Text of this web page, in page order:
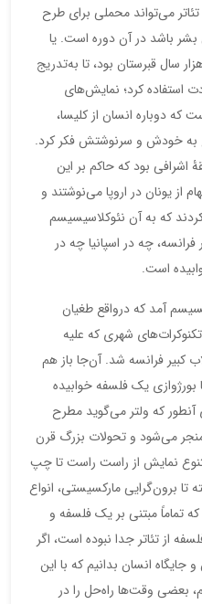
می‌تواند محملی برای طرح
باشد در آن دوره است. یا
سال قبرستان بود، تا به‌تدریج
استفاده کرد؛ نمایش‌های
دوباره انسان از کلیسا،
به خودش و سرنوشتش فکر کرد.
اشرافی بود که حاکم بر این
از یونان در اروپا می‌نوشتند و
که به آن نئوکلاسیسیسم
چه در اسپانیا چه در
است.
آمد که درواقع طغیان
شهری که علیه
کبیر فرانسه شد. آن‌جا باز هم
یک فلسفه خوابیده
که ولتر می‌گوید مطرح
می‌شود و تحولات بزرگ قرن
نمایش از راست راست تا چپ
برون‌گرایی مارکسیستی، انواع
تماماً مبتنی بر یک فلسفه و
از تئاتر جدا نبوده است، اگر
انسان بدانیم که با این
بعضی وقت‌ها راه‌حل را در